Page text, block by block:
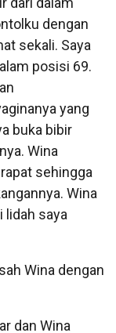
dengan
sekali. Saya
posisi 69.
yang
buka bibir
Wina
sehingga
Wina
lidah saya
Wina dengan
dan Wina